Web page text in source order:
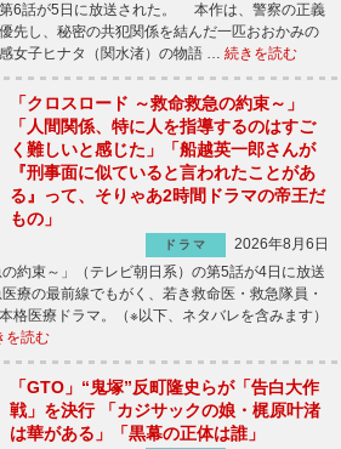
6話が5日に放送された。 本作は、警察の正義
先し、秘密の共犯関係を結んだ一匹おおかみの
女子ヒナタ（関水渚）の物語 … 続きを読む
「クロスロード ～救命救急の約束～」
「人間関係、特に人を指導するのはすご
く難しいと感じた」「船越英一郎さんが
『刑事面に似ていると言われたことがあ
る』って、そりゃあ2時間ドラマの帝王だ
もの」
ドラマ
2026年8月6日
約束～」（テレビ朝日系）の第5話が4日に放送
の最前線でもがく、若き救命医・救急隊員・
格医療ドラマ。（※以下、ネタバレを含みます）
を読む
「GTO」“鬼塚”反町隆史らが「告白大作
戦」を決行 「カジサックの娘・梶原叶渚
は華がある」「黒幕の正体は誰」